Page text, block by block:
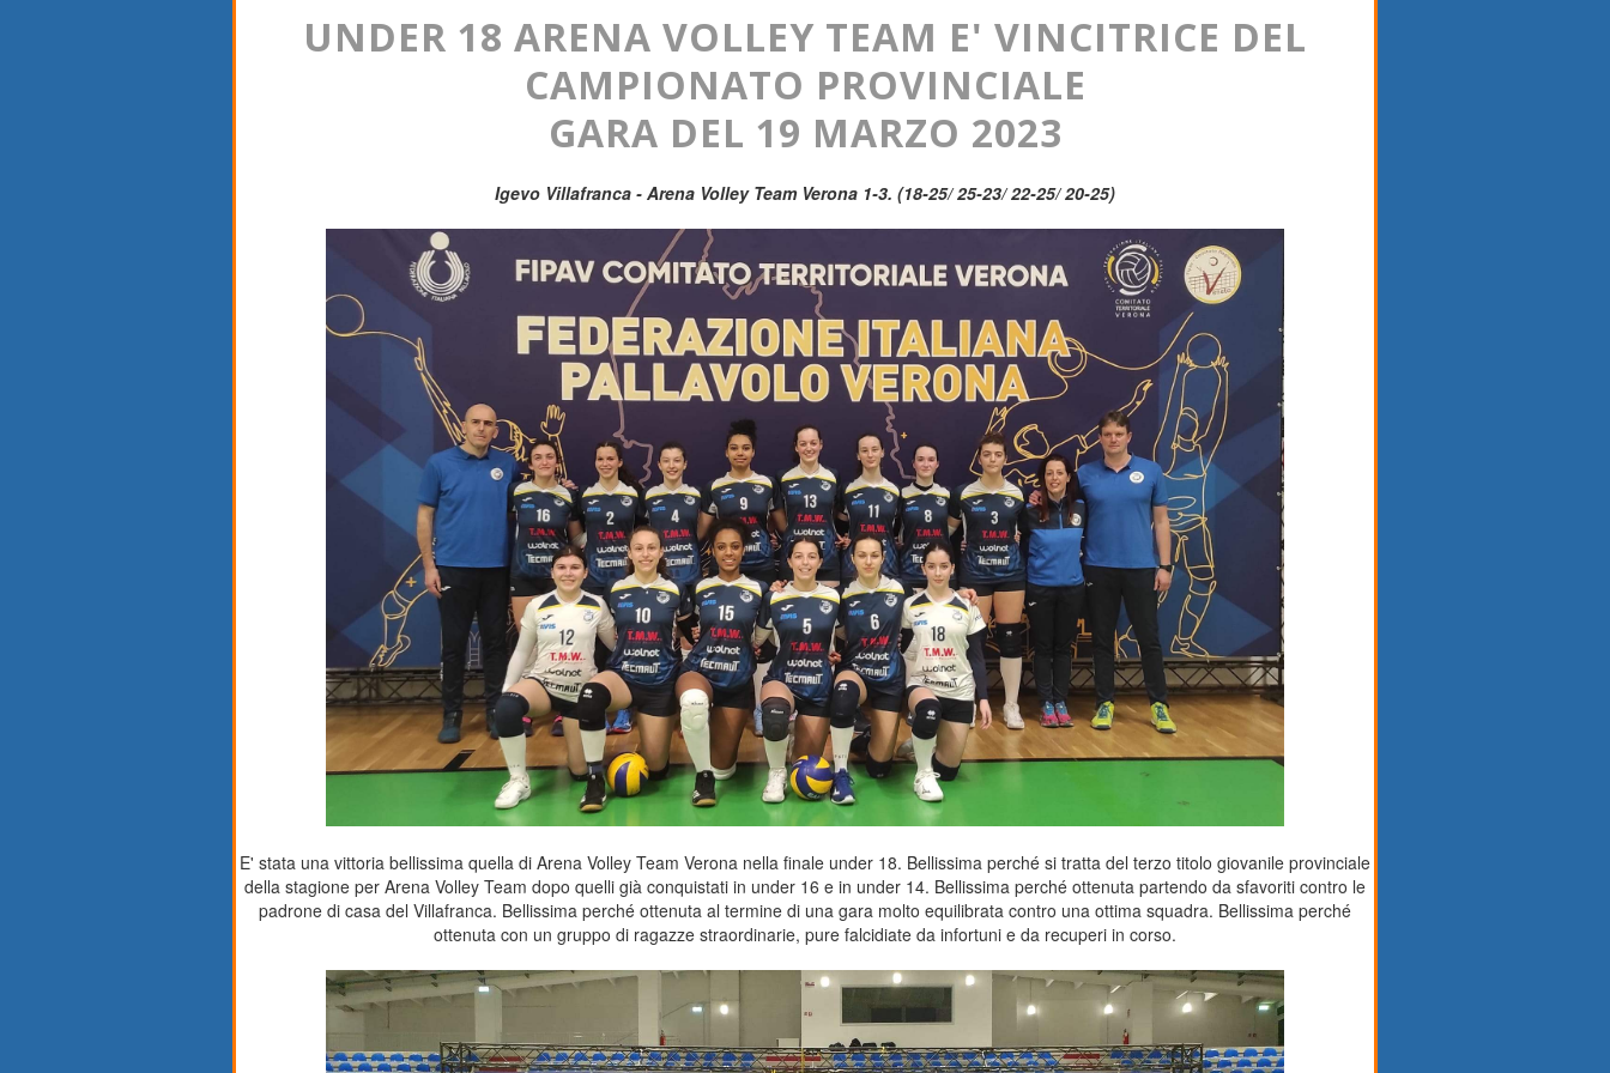
UNDER 18 ARENA VOLLEY TEAM E' VINCITRICE DEL
CAMPIONATO PROVINCIALE
GARA DEL 19 MARZO 2023
Igevo Villafranca - Arena Volley Team Verona 1-3. (18-25/ 25-23/ 22-25/ 20-25)
E' stata una vittoria bellissima quella di Arena Volley Team Verona nella finale under 18. Bellissima perché si tratta del terzo titolo giovanile provinciale
della stagione per Arena Volley Team dopo quelli già conquistati in under 16 e in under 14. Bellissima perché ottenuta partendo da sfavoriti contro le
padrone di casa del Villafranca. Bellissima perché ottenuta al termine di una gara molto equilibrata contro una ottima squadra. Bellissima perché
ottenuta con un gruppo di ragazze straordinarie, pure falcidiate da infortuni e da recuperi in corso.